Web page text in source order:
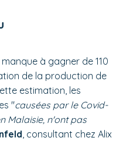
à gagner de 110
de la production de
estimation, les
"causées par le Covid-
Malaisie, n'ont pas
, consultant chez Alix